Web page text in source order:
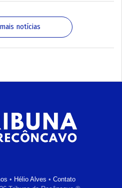
notícias
• Hélio Alves • Contato